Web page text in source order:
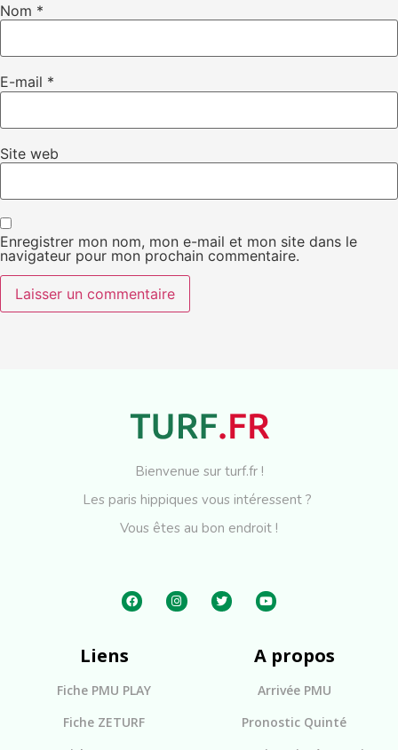
Nom *
E-mail *
Site web
Enregistrer mon nom, mon e-mail et mon site dans le
navigateur pour mon prochain commentaire.
Bienvenue sur turf.fr !
Les paris hippiques vous intéressent ?
Vous êtes au bon endroit !
Liens
Fiche PMU PLAY
Fiche ZETURF
A propos
Arrivée PMU
Pronostic Quinté